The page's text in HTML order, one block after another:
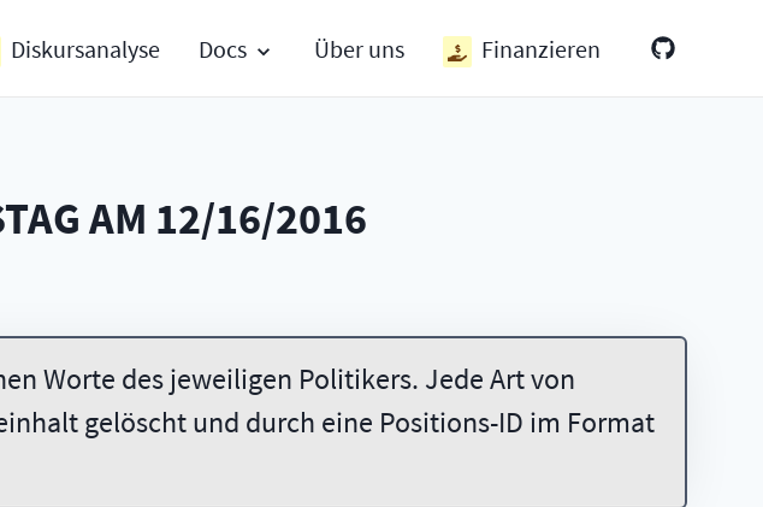
Diskursanalyse Docs Über uns Finanzieren
AM 12/16/2016
Worte des jeweiligen Politikers. Jede Art von
gelöscht und durch eine Positions-ID im Format